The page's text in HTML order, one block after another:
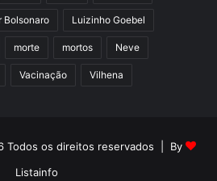
Bolsonaro Luizinho Goebel
morte mortos Neve
Vacinação Vilhena
Todos os direitos reservados | By
Listainfo